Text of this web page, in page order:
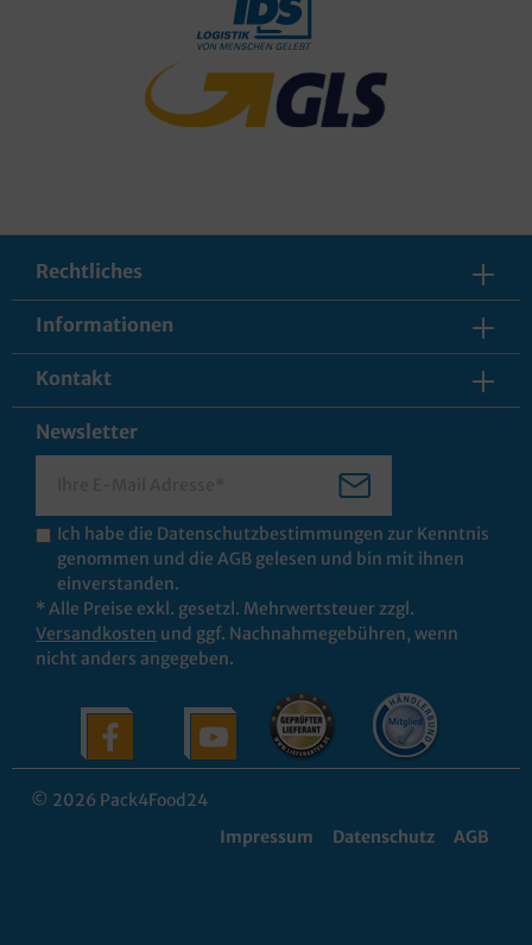
Rechtliches
Informationen
Kontakt
Newsletter
Ich habe die Datenschutzbestimmungen zur Kenntnis
genommen und die AGB gelesen und bin mit ihnen
einverstanden.
* Alle Preise exkl. gesetzl. Mehrwertsteuer zzgl.
Versandkosten und ggf. Nachnahmegebühren, wenn
nicht anders angegeben.
© 2026 Pack4Food24
Impressum
Datenschutz AGB